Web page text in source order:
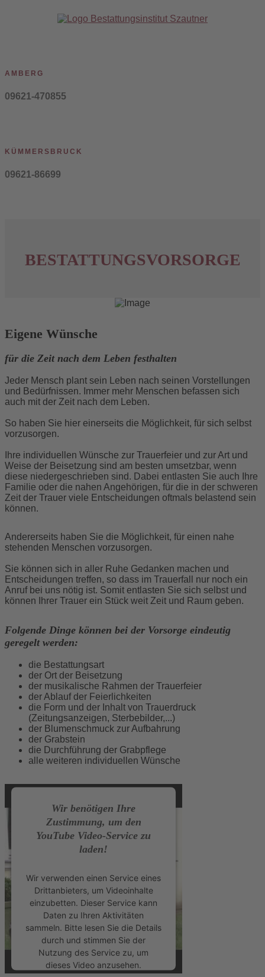
AMBERG
09621-470855
KÜMMERSBRUCK
09621-86699
BESTATTUNGS­VORSORGE
Eigene Wünsche
für die Zeit nach dem Leben festhalten
Jeder Mensch plant sein Leben nach seinen Vorstellungen
und Bedürfnissen. Immer mehr Menschen befassen sich
auch mit der Zeit nach dem Leben.
So haben Sie hier einerseits die Möglichkeit, für sich selbst
vorzusorgen.
Ihre individuellen Wünsche zur Trauerfeier und zur Art und
Weise der Beisetzung sind am besten umsetzbar, wenn
diese niedergeschrieben sind. Dabei entlasten Sie auch Ihre
Familie oder die nahen Angehörigen, für die in der schweren
Zeit der Trauer viele Entscheidungen oftmals belastend sein
können.
Andererseits haben Sie die Möglichkeit, für einen nahe
stehenden Menschen vorzusorgen.
Sie können sich in aller Ruhe Gedanken machen und
Entscheidungen treffen, so dass im Trauerfall nur noch ein
Anruf bei uns nötig ist. Somit entlasten Sie sich selbst und
können Ihrer Trauer ein Stück weit Zeit und Raum geben.
Folgende Dinge können bei der Vorsorge eindeutig
geregelt werden:
die Bestattungsart
der Ort der Beisetzung
der musikalische Rahmen der Trauerfeier
der Ablauf der Feierlichkeiten
die Form und der Inhalt von Trauerdruck
(Zeitungsanzeigen, Sterbebilder,...)
der Blumenschmuck zur Aufbahrung
der Grabstein
die Durchführung der Grabpflege
alle weiteren individuellen Wünsche
Wir benötigen Ihre
Zustimmung, um den
YouTube Video-Service zu
laden!
Wir verwenden einen Service eines
Drittanbieters, um Videoinhalte
einzubetten. Dieser Service kann
Daten zu Ihren Aktivitäten
sammeln. Bitte lesen Sie die Details
durch und stimmen Sie der
Nutzung des Service zu, um
dieses Video anzusehen.